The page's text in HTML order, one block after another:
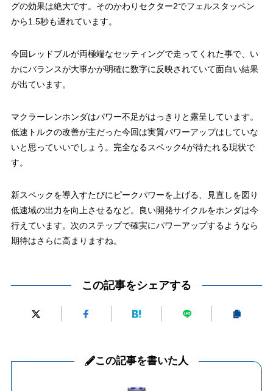
グの効果は絶大です。そのかわりセクター2でフェルスタッペン
から1.5秒も遅れています。
今回レッドブルが両極端なセッティングで走ってくれた事で、い
かにバランスが大事かが明確に数字に反映されていて面白い結果
が出ています。
マクラーレンホンダはパワー不足がはっきりと露呈しています。
低速トルクの改善が主だった今回は実質パワーアップはしていな
いと思っていいでしょう。完全なるスペック4が待たれる現状で
す。
新スペックを導入すたびにピークパワーを上げる、見直しを図り
低速域の出力を向上させるなど。良い開発サイクルをホンダは今
行えています。次のステップで確実にパワーアップするようなら
期待はさらに高まりますね。
この記事をシェアする
この記事を書いた人